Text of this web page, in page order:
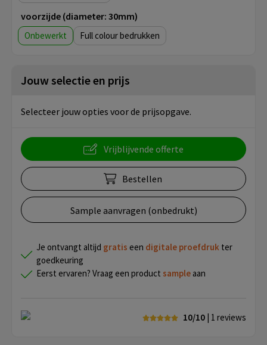
voorzijde (diameter: 30mm)
Onbewerkt Full colour
Jouw selectie en prijs
Selecteer jouw opties voor de prijsopgave.
Vrijblijvende offerte
Bestellen
Sample aanvragen (onbedrukt)
Je ontvangt altijd gratis een digitale proefdruk ter
goedkeuring
Eerst ervaren? Vraag een product sample aan
10/10 | 1 reviews